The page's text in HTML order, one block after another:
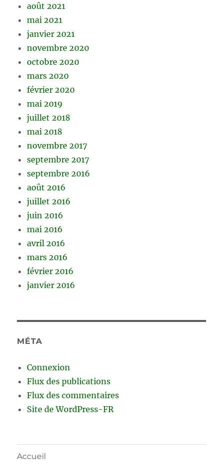
août 2021
mai 2021
janvier 2021
novembre 2020
octobre 2020
mars 2020
février 2020
mai 2019
juillet 2018
mai 2018
novembre 2017
septembre 2017
septembre 2016
août 2016
juillet 2016
juin 2016
mai 2016
avril 2016
mars 2016
février 2016
janvier 2016
MÉTA
Connexion
Flux des publications
Flux des commentaires
Site de WordPress-FR
Accueil